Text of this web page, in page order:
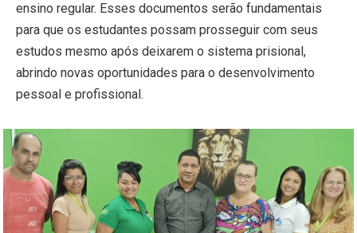
ensino regular. Esses documentos serão fundamentais
para que os estudantes possam prosseguir com seus
estudos mesmo após deixarem o sistema prisional,
abrindo novas oportunidades para o desenvolvimento
pessoal e profissional.